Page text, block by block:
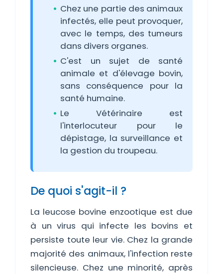
Chez une partie des animaux
infectés, elle peut provoquer,
avec le temps, des tumeurs
dans divers organes.
C'est un sujet de santé
animale et d'élevage bovin,
sans conséquence pour la
santé humaine.
Le Vétérinaire est
l'interlocuteur pour le
dépistage, la surveillance et
la gestion du troupeau.
De quoi s'agit-il ?
La leucose bovine enzootique est due
à un virus qui infecte les bovins et
persiste toute leur vie. Chez la grande
majorité des animaux, l'infection reste
silencieuse. Chez une minorité, après